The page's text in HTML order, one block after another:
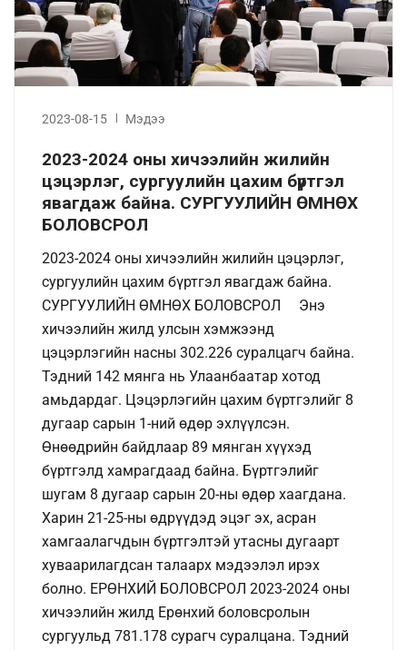
2023-08-15 Мэдээ
2023-2024 оны хичээлийн жилийн
цэцэрлэг, сургуулийн цахим бүртгэл
явагдаж байна. СУРГУУЛИЙН ӨМНӨХ
БОЛОВСРОЛ
2023-2024 оны хичээлийн жилийн цэцэрлэг,
сургуулийн цахим бүртгэл явагдаж байна.
СУРГУУЛИЙН ӨМНӨХ БОЛОВСРОЛ Энэ
хичээлийн жилд улсын хэмжээнд
цэцэрлэгийн насны 302.226 суралцагч байна.
Тэдний 142 мянга нь Улаанбаатар хотод
амьдардаг. Цэцэрлэгийн цахим бүртгэлийг 8
дугаар сарын 1-ний өдөр эхлүүлсэн.
Өнөөдрийн байдлаар 89 мянган хүүхэд
бүртгэлд хамрагдаад байна. Бүртгэлийг
шугам 8 дугаар сарын 20-ны өдөр хаагдана.
Харин 21-25-ны өдрүүдэд эцэг эх, асран
хамгаалагчдын бүртгэлтэй утасны дугаарт
хуваарилагдсан талаарх мэдээлэл ирэх
болно. ЕРӨНХИЙ БОЛОВСРОЛ 2023-2024 оны
хичээлийн жилд Ерөнхий боловсролын
сургуульд 781.178 сурагч суралцана. Тэдний